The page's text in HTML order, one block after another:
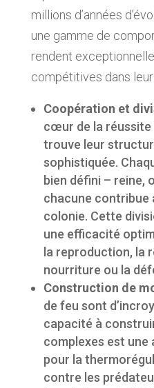
millions d’années
une gamme de
rendent
compétitives dans leur
Coopération et
cœur de la réussite
trouve leur
sophistiquée.
bien défini – reine,
chacune contribue
colonie. Cette
une efficacité
la reproduction, la
nourriture ou la
Construction de
de feu sont
capacité à
complexes est
pour la
contre les